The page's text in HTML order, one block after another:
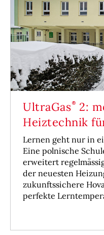
UltraGas
2:
Heiztechnik
Lernen geht nur in
Eine polnische
erweitert
der neuesten
zukunftssichere
perfekte